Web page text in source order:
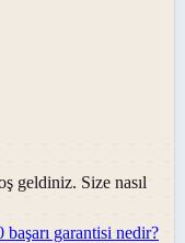
geldiniz. Size nasıl
başarı garantisi nedir?